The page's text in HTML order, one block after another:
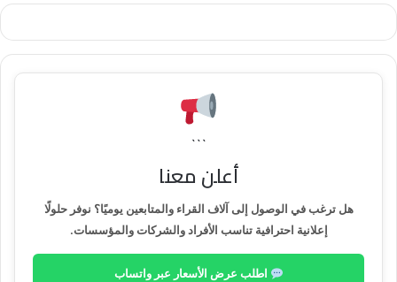
```
أعلن معنا
هل ترغب في الوصول إلى آلاف القراء والمتابعين يوميًا؟ نوفر حلولًا
إعلانية احترافية تناسب الأفراد والشركات والمؤسسات.
اطلب عرض الأسعار عبر واتساب